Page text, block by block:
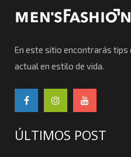
En este sitio encontrarás tips
actual en estilo de vida.
ÚLTIMOS POST